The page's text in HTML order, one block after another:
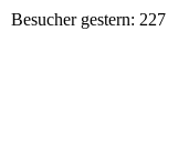
Besucher gestern: